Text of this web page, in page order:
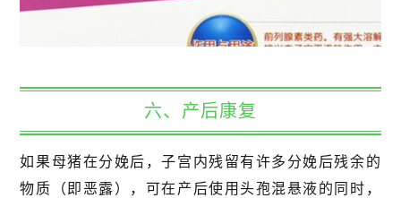
六、产后康复
如果母猪在分娩后，子宫内残留有许多分娩后残余的
物质（即恶露），可在产后使用头孢混悬液的同时，